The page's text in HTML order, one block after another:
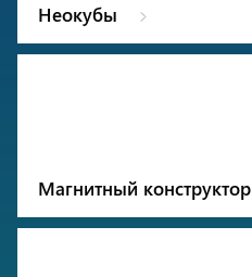
Неокубы
Магнитный конструктор